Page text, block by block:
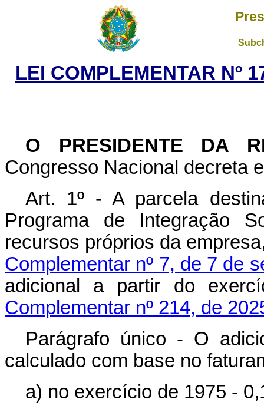
LEI COMPLEMENTAR Nº
O PRESIDENTE DA
Congresso Nacional decreta
Art. 1º - A parcela
Programa de Integração
recursos próprios da
Complementar nº 7, de 7 de
adicional a partir do
Complementar nº 214, de
Parágrafo único - O
calculado com base no
a) no exercício de 1975 -